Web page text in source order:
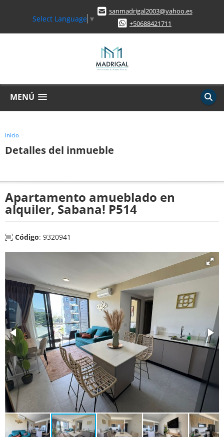
Select Language ▼
sanmadrigal2003@yahoo.es
+50688421711
MENÚ
Inicio
Detalles del inmueble
Apartamento amueblado en
alquiler, Sabana! P514
Código: 9320941